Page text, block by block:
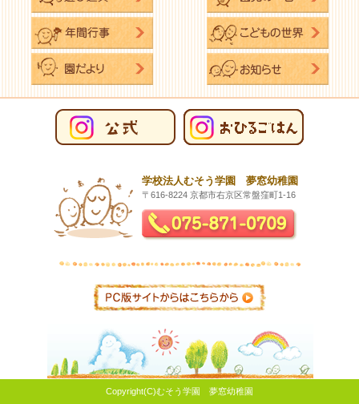
学校法人むそう学園 夢窓幼稚園
〒616-8224 京都市右京区常盤窪町1-16
Copyright(C)むそう学園 夢窓幼稚園